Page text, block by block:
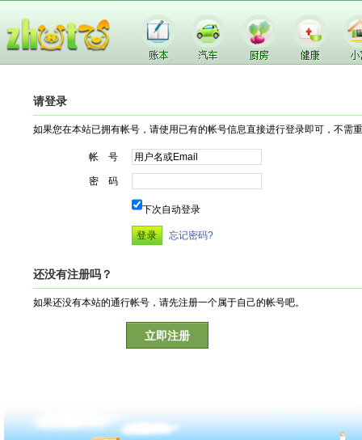
请登录
如果您在本站已拥有帐号，请使用已有的帐号信息直接进行登录即可，不需
帐 号
密 码
下次自动登录
忘记密码?
还没有注册吗？
如果还没有本站的通行帐号，请先注册一个属于自己的帐号吧。
立即注册